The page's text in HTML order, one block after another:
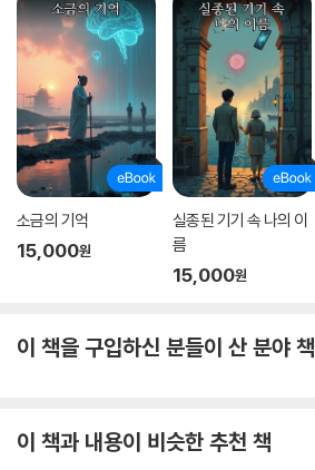
소금의 기억
15,000원
실종된 기기 속 나의 이
름
15,000원
이 책을 구입하신 분들이 산 분야 책
이 책과 내용이 비슷한 추천 책